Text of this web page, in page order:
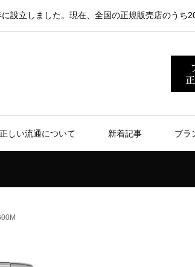
立しました。現在、全国の正規販売店のうち
しい流通について 新着記事 ブラ